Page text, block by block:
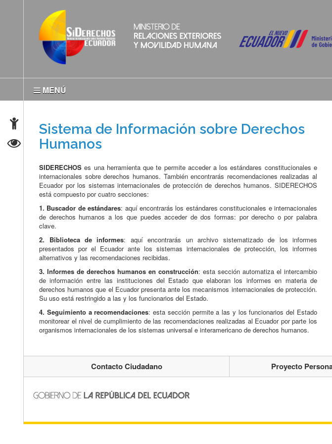
MENÚ
Sistema de Información sobre Derechos
Humanos
SIDERECHOSes una herramienta que te permite acceder a los estándares constitucionales e
internacionales sobre derechos humanos. También encontrarás recomendaciones realizadas al
Ecuador por los sistemas internacionales de protección de derechos humanos. SIDERECHOS
está compuesto por cuatro secciones:
1. Buscador de estándares: aquí encontrarás los estándares constitucionales e internacionales
de derechos humanos a los que puedes acceder de dos formas: por derecho o por palabra
clave.
2. Biblioteca de informes: aquí encontrarás un archivo sistematizado de los informes
presentados por el Ecuador ante los sistemas internacionales de protección, los informes
alternativos y las recomendaciones recibidas.
3. Informes de derechos humanos en construcción: esta sección automatiza el intercambio
de información entre las instituciones del Estado que elaboran los informes en materia de
derechos humanos que el Ecuador presenta ante los mecanismos internacionales de protección.
Su uso está restringido a las y los funcionarios del Estado.
4. Seguimiento a recomendaciones: esta sección permite a las y los funcionarios del Estado
monitorear el nivel de cumplimiento de las recomendaciones realizadas al Ecuador por parte los
organismos internacionales de los sistemas universal e interamericano de derechos humanos.
Contacto Ciudadano Proyecto